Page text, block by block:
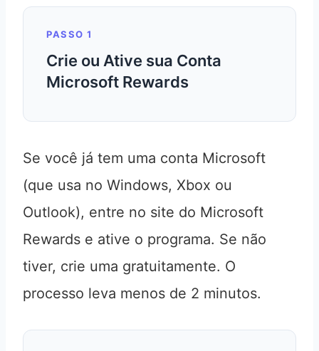
PASSO 1
Crie ou Ative sua Conta
Microsoft Rewards
Se você já tem uma conta Microsoft
(que usa no Windows, Xbox ou
Outlook), entre no site do Microsoft
Rewards e ative o programa. Se não
tiver, crie uma gratuitamente. O
processo leva menos de 2 minutos.